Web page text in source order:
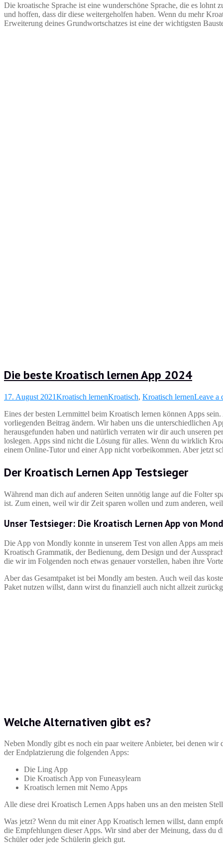
Die kroatische Sprache ist eine wunderschöne Sprache, die es
und hoffen, dass dir diese weitergeholfen haben. Wenn du mehr
Erweiterung deines Grundwortschatzes ist eine der wichtigsten
Die beste Kroatisch lernen App 2024
17. August 2021Kroatisch lernenKroatisch, Kroatisch lernenLeave a
Eines der besten Lernmittel beim Kroatisch lernen können Apps
vorliegenden Beitrag ändern. Wir haben uns die unterschiedlichen
herausgefunden haben und natürlich verraten wir dir auch unseren
loslegen. Apps sind nicht die Lösung für alles. Wenn du wirklich
einem Online-Tutor und einer App nicht vorbeikommen. Aber jetzt
Der Kroatisch Lernen App Testsieger
Während man dich auf anderen Seiten unnötig lange auf die Folter
ist. Zum einen, weil wir dir Zeit sparen wollen und zum anderen,
Unser Testsieger: Die Kroatisch Lernen App von
Die App von Mondly konnte in unserem Test von allen Apps am
Kroatisch Grammatik, der Bedienung, dem Design und der
die wir im Folgenden noch etwas genauer vorstellen, haben ihre
Aber das Gesamtpaket ist bei Mondly am besten. Auch weil das
Paket nutzen willst, dann wirst du finanziell auch nicht allzeit
Welche Alternativen gibt es?
Neben Mondly gibt es noch ein paar weitere Anbieter, bei denen
der Endplatzierung die folgenden Apps:
Die Ling App
Die Kroatisch App von Funeasylearn
Kroatisch lernen mit Nemo Apps
Alle diese drei Kroatisch Lernen Apps haben uns an den meisten
Was jetzt? Wenn du mit einer App Kroatisch lernen willst, dann
die Empfehlungen dieser Apps. Wir sind aber der Meinung, dass
Schüler oder jede Schülerin gleich gut.